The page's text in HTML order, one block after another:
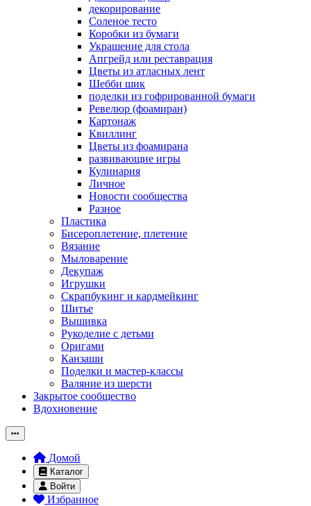
декорирование
Соленое тесто
Коробки из бумаги
Украшение для стола
Апгрейд или реставрация
Цветы из атласных лент
Шебби шик
поделки из гофрированной бумаги
Ревелюр (фоамиран)
Картонаж
Квиллинг
Цветы из фоамирана
развивающие игры
Кулинария
Личное
Новости сообщества
Разное
Пластика
Бисероплетение, плетение
Вязание
Мыловарение
Декупаж
Игрушки
Скрапбукинг и кардмейкинг
Шитье
Вышивка
Рукоделие с детьми
Оригами
Канзаши
Поделки и мастер-классы
Валяние из шерсти
Закрытое сообщество
Вдохновение
Домой
Каталог
Войти
Избранное